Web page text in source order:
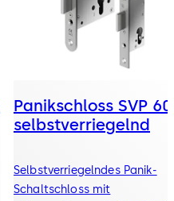
Panikschloss SVP
selbstverriegelnd
Selbstverriegelndes Panik-
Schaltschloss mit